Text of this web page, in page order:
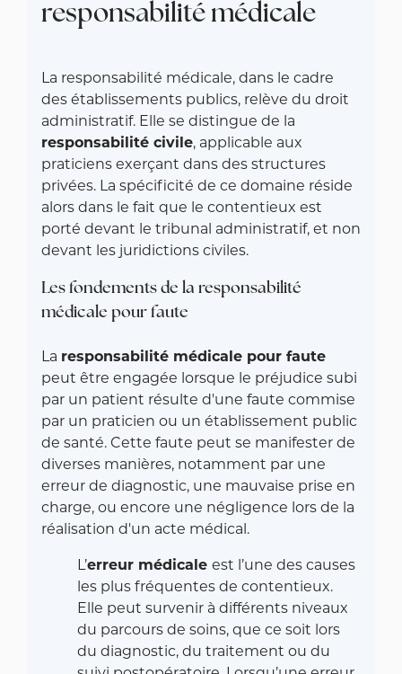
responsabilité médicale
La responsabilité médicale, dans le cadre
des établissements publics, relève du droit
administratif. Elle se distingue de la
responsabilité civile, applicable aux
praticiens exerçant dans des structures
privées. La spécificité de ce domaine réside
alors dans le fait que le contentieux est
porté devant le tribunal administratif, et non
devant les juridictions civiles.
Les fondements de la responsabilité
médicale pour faute
La responsabilité médicale pour faute
peut être engagée lorsque le préjudice subi
par un patient résulte d'une faute commise
par un praticien ou un établissement public
de santé. Cette faute peut se manifester de
diverses manières, notamment par une
erreur de diagnostic, une mauvaise prise en
charge, ou encore une négligence lors de la
réalisation d'un acte médical.
L’erreur médicale est l’une des causes
les plus fréquentes de contentieux.
Elle peut survenir à différents niveaux
du parcours de soins, que ce soit lors
du diagnostic, du traitement ou du